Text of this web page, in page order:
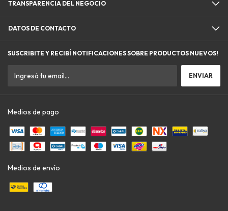
TRANSPARENCIA DEL NEGOCIO
DATOS DE CONTACTO
SUSCRIBITE Y RECIBÍ NOTIFICACIONES SOBRE PRODUCTOS NUEVOS!
Medios de pago
Medios de envío